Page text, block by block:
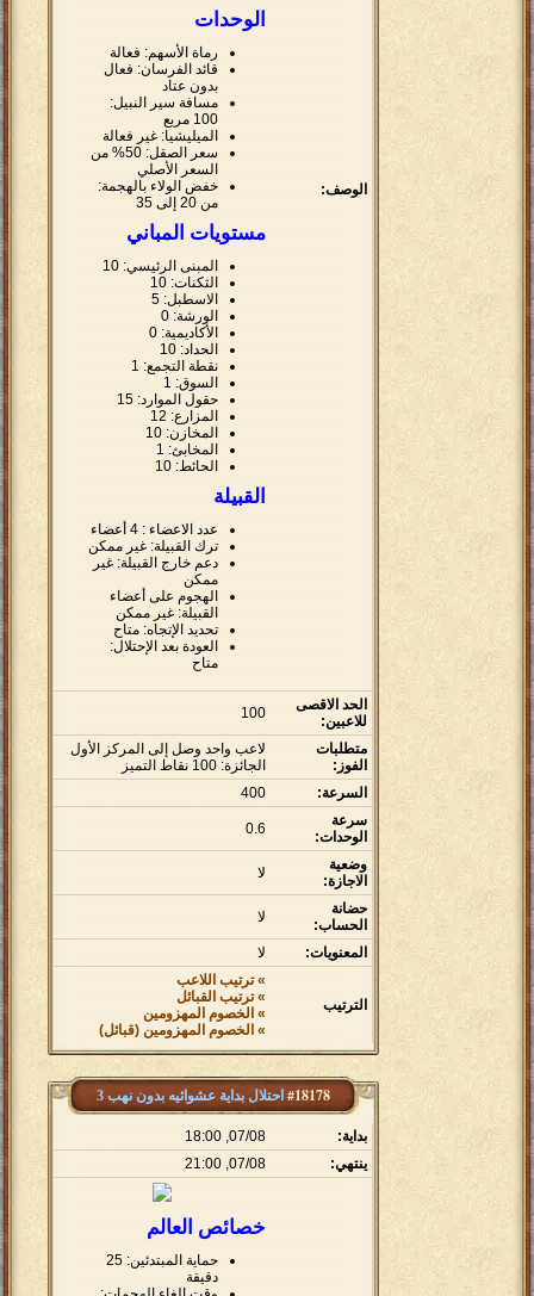
الوصف:
الوحدات
رماة الأسهم: فعالة
قائد الفرسان: فعال
بدون عتاد
مسافة سير النبيل:
100 مربع
الميليشيا: غير فعالة
سعر الصقل: 50% من
السعر الأصلي
خفض الولاء بالهجمة:
من 20 إلى 35
مستويات المباني
المبنى الرئيسي: 10
الثكنات: 10
الاسطبل: 5
الورشة: 0
الأكاديمية: 0
الحداد: 10
نقطة التجمع: 1
السوق: 1
حقول الموارد: 15
المزارع: 12
المخازن: 10
المخابئ: 1
الحائط: 10
القبيلة
عدد الاعضاء : 4 أعضاء
ترك القبيلة: غير ممكن
دعم خارج القبيلة: غير
ممكن
الهجوم على أعضاء
القبيلة: غير ممكن
تحديد الإتجاه: متاح
العودة بعد الإحتلال:
متاح
الحد الاقصى
للاعبين:
100
متطلبات
الفوز:
لاعب واحد وصل إلى المركز الأول
الجائزة: 100 نقاط التميز
السرعة:
400
سرعة
الوحدات:
0.6
وضعية
الاجازة:
لا
حضانة
الحساب:
لا
المعنويات: لا
الترتيب
» ترتيب اللاعب
» ترتيب القبائل
» الخصوم المهزومين
» الخصوم المهزومين (قبائل)
#18178 احتلال بداية عشوائيه بدون نهب 3
بداية:
07/08, 18:00
ينتهي:
07/08, 21:00
خصائص العالم
حماية المبتدئين: 25
دقيقة